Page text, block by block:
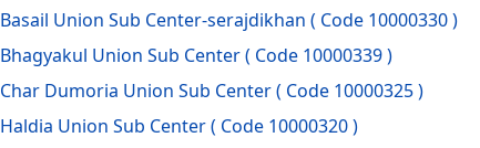
Basail Union Sub Center-serajdikhan ( Code 10000330 )
Bhagyakul Union Sub Center ( Code 10000339 )
Char Dumoria Union Sub Center ( Code 10000325 )
Haldia Union Sub Center ( Code 10000320 )